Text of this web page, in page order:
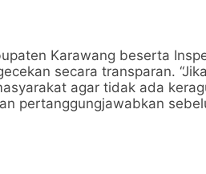
Karawang beserta
secara transparan.
agar tidak ada
pertanggungjawabkan